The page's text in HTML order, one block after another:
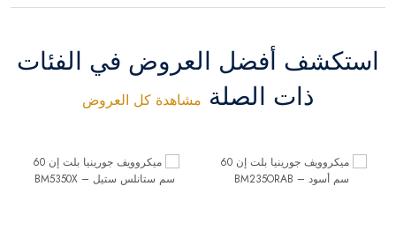
استكشف أفضل العروض في الفئات
ذات الصلة مشاهدة كل العروض